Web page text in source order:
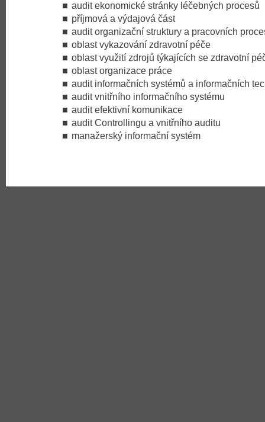
audit ekonomické stránky léčebných procesů
příjmová a výdajová část
audit organizační struktury a pracovních
oblast vykazování zdravotní péče
oblast využití zdrojů týkajících se zdravotní
oblast organizace práce
audit informačních systémů a informačních
audit vnitřního informačního systému
audit efektivní komunikace
audit Controllingu a vnitřního auditu
manažerský informační systém